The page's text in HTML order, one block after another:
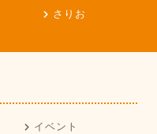
さりお
イベント